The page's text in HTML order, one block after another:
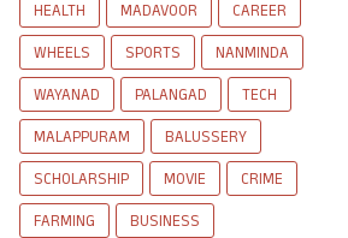
HEALTH
MADAVOOR
CAREER
WHEELS
SPORTS
NANMINDA
WAYANAD
PALANGAD
TECH
MALAPPURAM
BALUSSERY
SCHOLARSHIP
MOVIE
CRIME
FARMING
BUSINESS